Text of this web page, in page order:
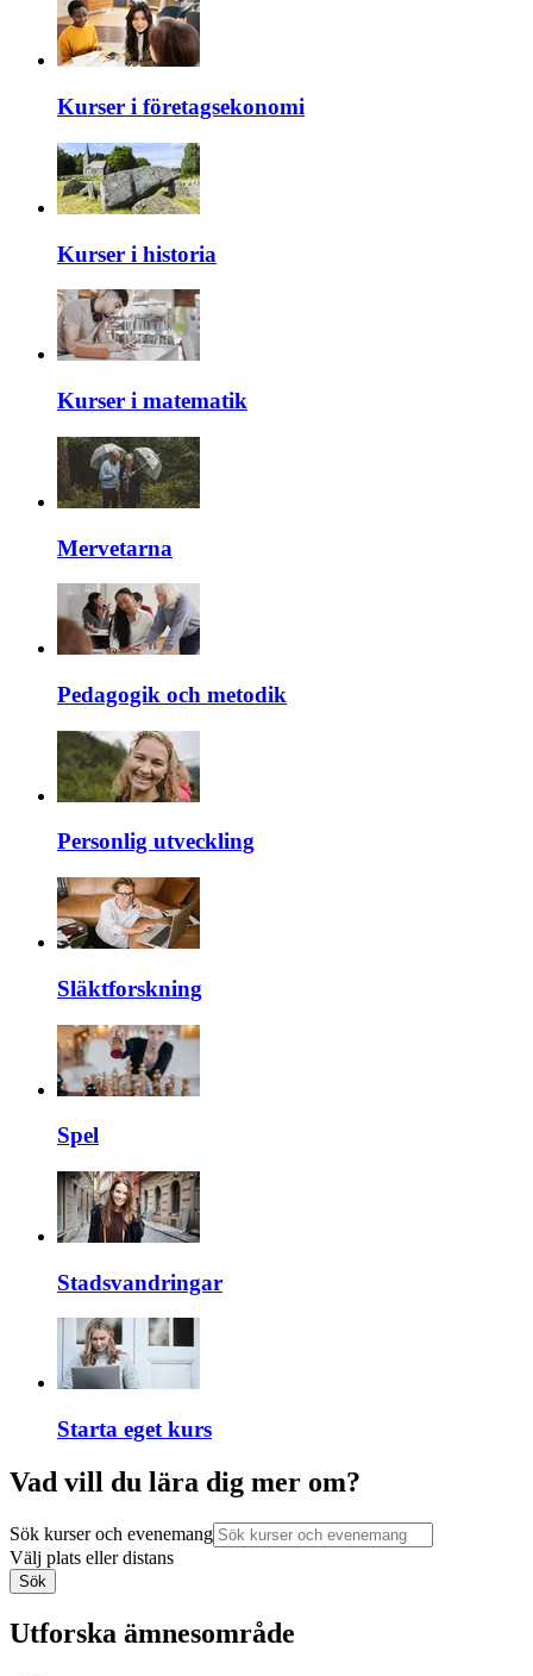
Kurser i företagsekonomi
Kurser i historia
Kurser i matematik
Mervetarna
Pedagogik och metodik
Personlig utveckling
Släktforskning
Spel
Stadsvandringar
Starta eget kurs
Vad vill du lära dig mer om?
Sök kurser och evenemang
Välj plats eller distans
Sök
Utforska ämnesområde